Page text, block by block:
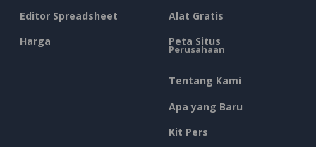
Editor Spreadsheet
Harga
Alat Gratis
Peta Situs
Perusahaan
Tentang Kami
Apa yang Baru
Kit Pers